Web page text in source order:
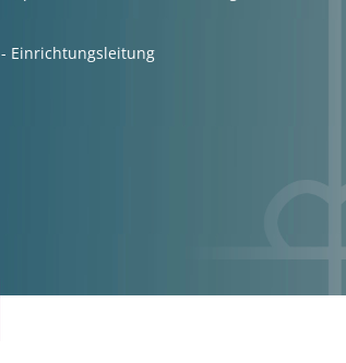
Einrichtungsleitung